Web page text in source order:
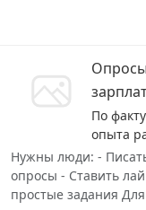
По
опыта
Нужны люди: -
опросы - Ставить
простые задания